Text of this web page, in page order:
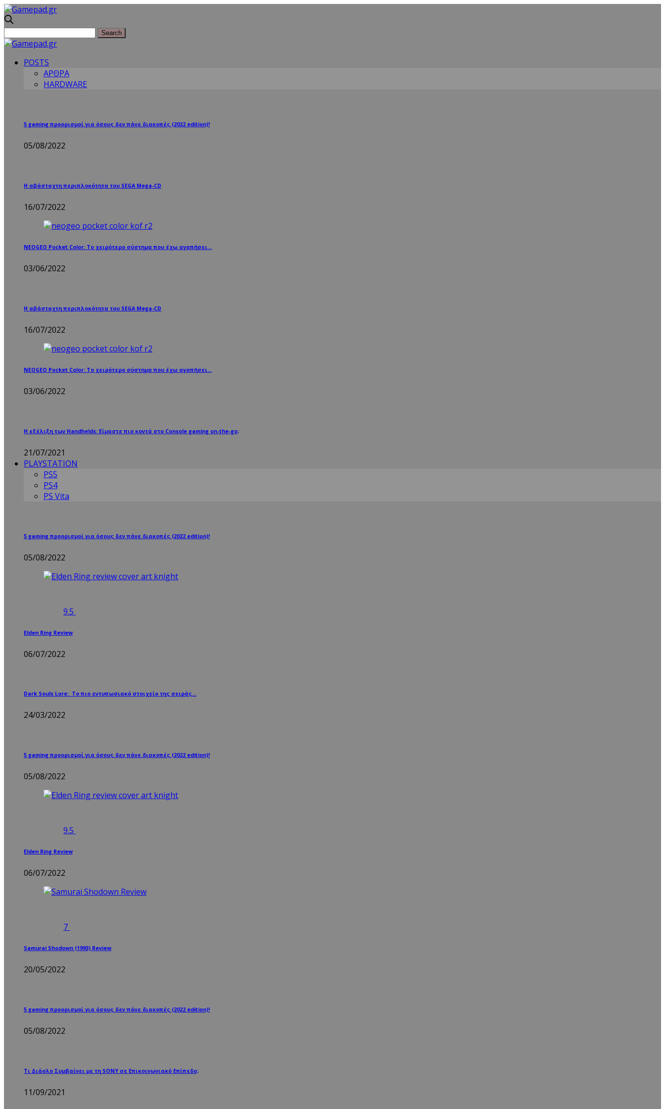
POSTS
ΑΡΘΡΑ
HARDWARE
5 gaming προορισμοί για όσους δεν πάνε διακοπές (2022 edition)!
05/08/2022
Η αβάσταχτη περιπλοκότητα του SEGA Mega-CD
16/07/2022
NEOGEO Pocket Color: Το χειρότερο σύστημα που έχω αγαπήσει…
03/06/2022
Η αβάσταχτη περιπλοκότητα του SEGA Mega-CD
16/07/2022
NEOGEO Pocket Color: Το χειρότερο σύστημα που έχω αγαπήσει…
03/06/2022
Η εξέλιξη των Handhelds: Είμαστε πιο κοντά στο Console gaming on-the-go;
21/07/2021
PLAYSTATION
PS5
PS4
PS Vita
5 gaming προορισμοί για όσους δεν πάνε διακοπές (2022 edition)!
05/08/2022
9.5
Elden Ring Review
06/07/2022
Dark Souls Lore: Το πιο εντυπωσιακό στοιχείο της σειράς…
24/03/2022
5 gaming προορισμοί για όσους δεν πάνε διακοπές (2022 edition)!
05/08/2022
9.5
Elden Ring Review
06/07/2022
7
Samurai Shodown (1993) Review
20/05/2022
5 gaming προορισμοί για όσους δεν πάνε διακοπές (2022 edition)!
05/08/2022
Τι Διάολο Συμβαίνει με τη SONY σε Επικοινωνιακό Επίπεδο;
11/09/2021